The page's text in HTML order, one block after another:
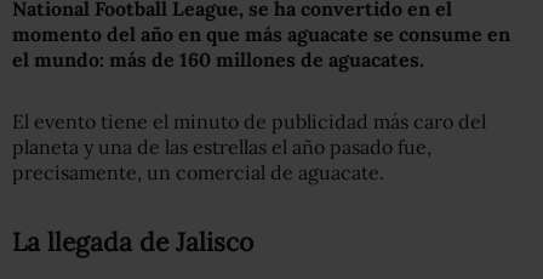
National Football League, se ha convertido en el
momento del año en que más aguacate se consume en
el mundo: más de 160 millones de aguacates.
El evento tiene el minuto de publicidad más caro del
planeta y una de las estrellas el año pasado fue,
precisamente, un comercial de aguacate.
La llegada de Jalisco